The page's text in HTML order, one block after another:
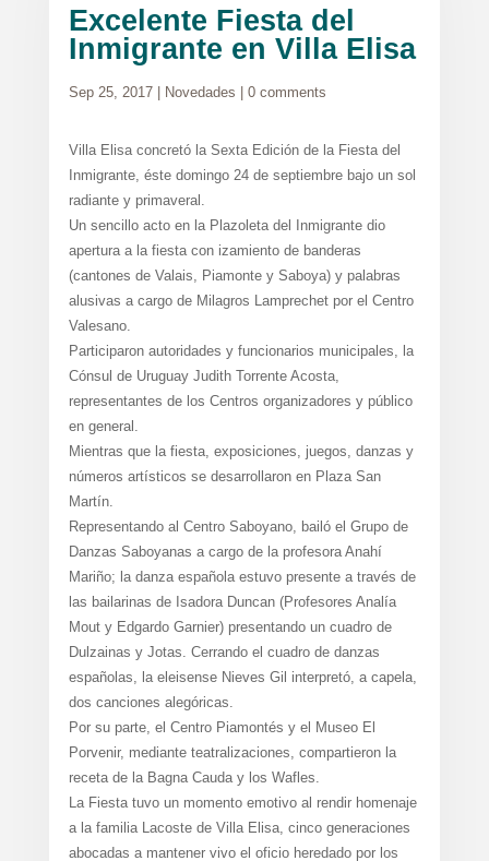
Excelente Fiesta del
Inmigrante en Villa Elisa
Sep 25, 2017| Novedades 0 comments
Villa Elisa concretó la Sexta Edición de la Fiesta del
Inmigrante, éste domingo 24 de septiembre bajo un sol
radiante y primaveral.
Un sencillo acto en la Plazoleta del Inmigrante dio
apertura a la fiesta con izamiento de banderas
(cantones de Valais, Piamonte y Saboya) y palabras
alusivas a cargo de Milagros Lamprechet por el Centro
Valesano.
Participaron autoridades y funcionarios municipales, la
Cónsul de Uruguay Judith Torrente Acosta,
representantes de los Centros organizadores y público
en general.
Mientras que la fiesta, exposiciones, juegos, danzas y
números artísticos se desarrollaron en Plaza San
Martín.
Representando al Centro Saboyano, bailó el Grupo de
Danzas Saboyanas a cargo de la profesora Anahí
Mariño; la danza española estuvo presente a través de
las bailarinas de Isadora Duncan (Profesores Analía
Mout y Edgardo Garnier) presentando un cuadro de
Dulzainas y Jotas. Cerrando el cuadro de danzas
españolas, la eleisense Nieves Gil interpretó, a capela,
dos canciones alegóricas.
Por su parte, el Centro Piamontés y el Museo El
Porvenir, mediante teatralizaciones, compartieron la
receta de la Bagna Cauda y los Wafles.
La Fiesta tuvo un momento emotivo al rendir homenaje
a la familia Lacoste de Villa Elisa, cinco generaciones
abocadas a mantener vivo el oficio heredado por los